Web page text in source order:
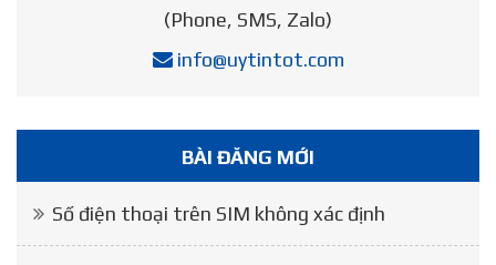
(Phone, SMS, Zalo)
info@uytintot.com
BÀI ĐĂNG MỚI
Số điện thoại trên SIM không xác định